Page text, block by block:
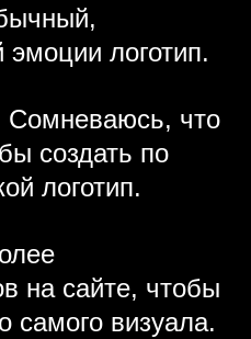
логотип.
Сомневаюсь, что
создать по
логотип.
на сайте, чтобы
самого визуала.